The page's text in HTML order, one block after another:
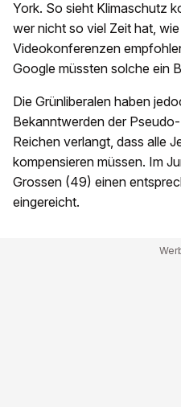
York. So sieht Klimaschutz
wer nicht so viel Zeit hat,
Videokonferenzen
Google müssten solche ein
Die Grünliberalen haben
Bekanntwerden der
Reichen verlangt, dass alle
kompensieren müssen. Im
Grossen (49) einen
eingereicht.